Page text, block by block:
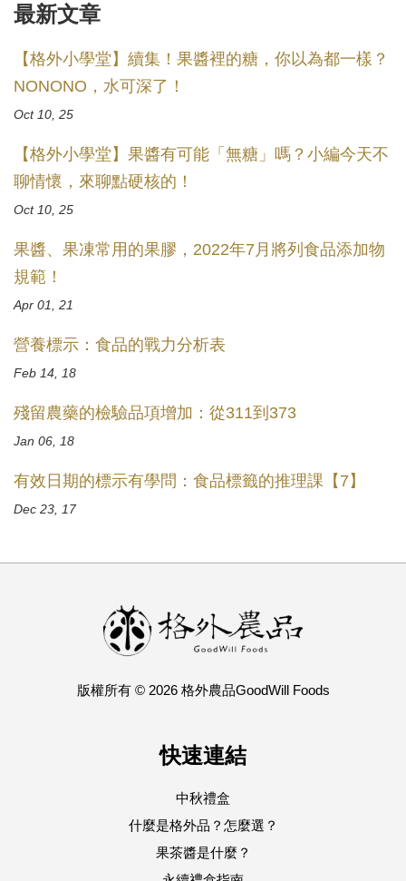
最新文章
【格外小學堂】續集！果醬裡的糖，你以為都一樣？
NONONO，水可深了！
Oct 10, 25
【格外小學堂】果醬有可能「無糖」嗎？小編今天不
聊情懷，來聊點硬核的！
Oct 10, 25
果醬、果凍常用的果膠，2022年7月將列食品添加物
規範！
Apr 01, 21
營養標示：食品的戰力分析表
Feb 14, 18
殘留農藥的檢驗品項增加：從311到373
Jan 06, 18
有效日期的標示有學問：食品標籤的推理課【7】
Dec 23, 17
版權所有 © 2026 格外農品GoodWill Foods
快速連結
中秋禮盒
什麼是格外品？怎麼選？
果茶醬是什麼？